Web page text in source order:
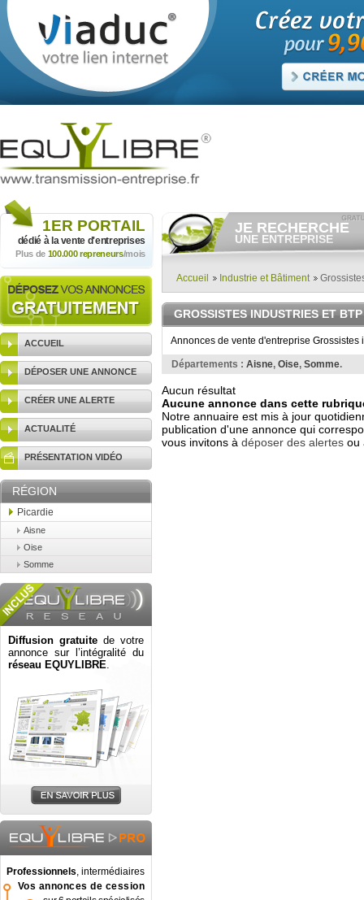
1ER PORTAIL
dédié à la vente d'entreprises
Plus de 100.000 repreneurs/mois
ACCUEIL
DÉPOSER UNE ANNONCE
CRÉER UNE ALERTE
ACTUALITÉ
PRÉSENTATION VIDÉO
RÉGION
Picardie
Aisne
Oise
Somme
Diffusion gratuite de votre
annonce sur l’intégralité du
réseau EQUYLIBRE.
Professionnels, intermédiaires
Vos annonces de cession
JE RECHERCHE
UNE ENTREPRISE
Consulter gratuitementles
vendre.
Et/ou déposergratuitement
votre recherche d'entreprise.
RECHERCHER UNE
ANNONCE
Accueil Industrie et Bâtiment
GROSSISTES INDUSTRIES ET
Annonces de vente d'entreprise
Départements : Aisne, Oise, Somme.
Aucun résultat
Aucune annonce dans cette
Notre annuaire est mis à jour
publication d'une annonce qui
vous invitons à déposer des alertes ou